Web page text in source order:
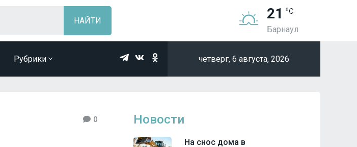
21
Барнаул
Рубрики четверг, 6 августа, 2026
0 Новости
На снос дома в